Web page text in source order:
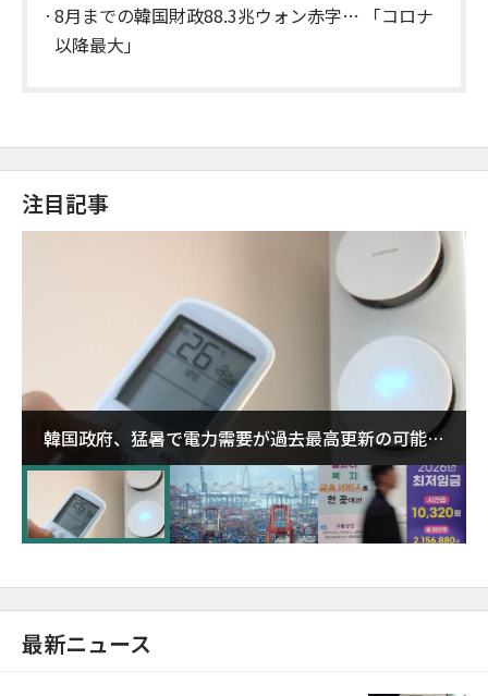
8月までの韓国財政88.3兆ウォン赤字… 「コロナ
以降最大」
注目記事
韓国政府、猛暑で電力需要が過去最高更新の可能性
に需給対応体制を点検
最新ニュース